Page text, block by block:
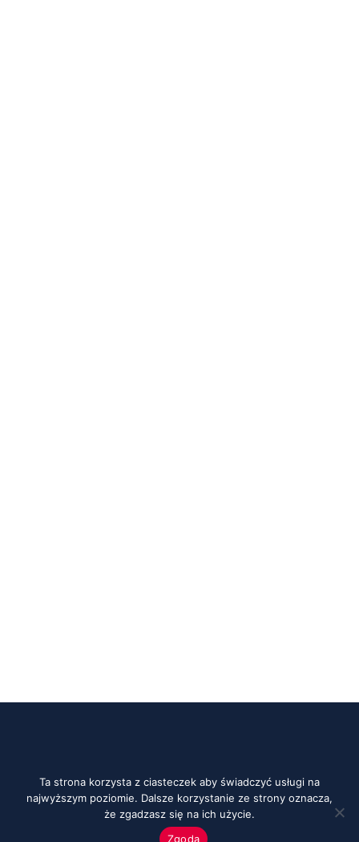
Ta strona korzysta z ciasteczek aby świadczyć usługi na
najwyższym poziomie. Dalsze korzystanie ze strony oznacza,
że zgadzasz się na ich użycie.
Zgoda